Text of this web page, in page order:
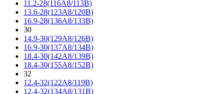
11.2-28(116A8/113B)
13.6-28(123A8/120B)
16.9-28(136A8/133B)
30
14.9-30(129A8/126B)
16.9-30(137A8/134B)
18.4-30(142A8/139B)
18.4-30(155A8/152B)
32
12.4-32(122A8/119B)
12.4-32(134A8/131B)